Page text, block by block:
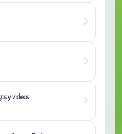
y videos